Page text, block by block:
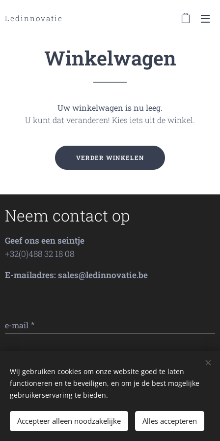
Ledinnovatie
Winkelwagen
Uw winkelwagen is nu leeg.
U kunt dat veranderen! Kies iets uit de winkel.
VERDER WINKELEN
Neem contact op
Geef ons een seintje
+32(0)488 32 18 08
E-mailadres: sales@ledinnovatie.be
e-mail
Afbeeldingen geleverd door
Cookies
Wij gebruiken cookies om onze website goed te laten
functioneren en te beveiligen, en om je de best mogelijke
gebruikerservaring te bieden.
Accepteer alleen noodzakelijke Alles accepteren